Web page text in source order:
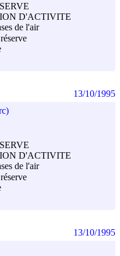
D'ACTIVITE
de l'air
D'ACTIVITE
de l'air
13/10/1995
13/10/1995